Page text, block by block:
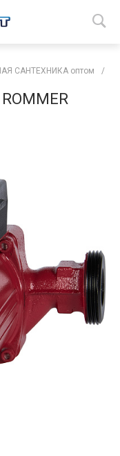
САНТЕХНИКА оптом /